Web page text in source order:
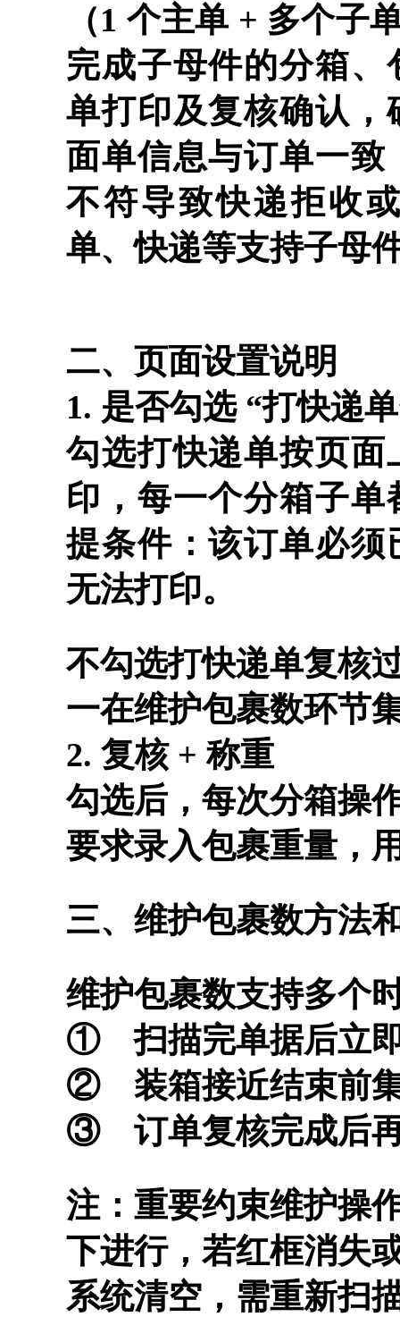
（1 个主单 + 多个子
完成子母件的分箱
单打印及复核确认
面单信息与订单一
不符导致快递拒收
单、快递等支持子母
二、页面设置说明
1. 是否勾选 “打快递
勾选打快递单按页
印，每一个分箱子
提条件：该订单必
无法打印。
不勾选打快递单复核
一在维护包裹数环节
2. 复核 + 称重
勾选后，每次分箱操
要求录入包裹重量，
三、维护包裹数方法
维护包裹数支持多个
① 扫描完单据后立
② 装箱接近结束前
③ 订单复核完成后
注：重要约束维护操
下进行，若红框消失
系统清空，需重新扫